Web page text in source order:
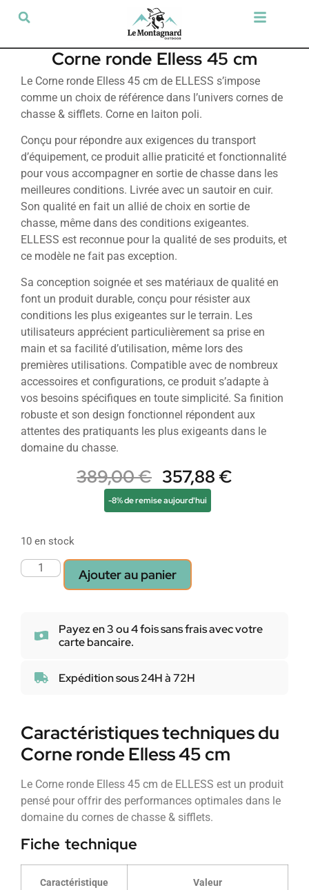
Corne ronde Elless 45 cm
Le Corne ronde Elless 45 cm de ELLESS s’impose
comme un choix de référence dans l’univers cornes de
chasse & sifflets. Corne en laiton poli.
Conçu pour répondre aux exigences du transport
d’équipement, ce produit allie praticité et fonctionnalité
pour vous accompagner en sortie de chasse dans les
meilleures conditions. Livrée avec un sautoir en cuir.
Son qualité en fait un allié de choix en sortie de
chasse, même dans des conditions exigeantes.
ELLESS est reconnue pour la qualité de ses produits, et
ce modèle ne fait pas exception.
Sa conception soignée et ses matériaux de qualité en
font un produit durable, conçu pour résister aux
conditions les plus exigeantes sur le terrain. Les
utilisateurs apprécient particulièrement sa prise en
main et sa facilité d’utilisation, même lors des
premières utilisations. Compatible avec de nombreux
accessoires et configurations, ce produit s’adapte à
vos besoins spécifiques en toute simplicité. Sa finition
robuste et son design fonctionnel répondent aux
attentes des pratiquants les plus exigeants dans le
domaine du chasse.
389,00€ 357,88€
-8% de remise aujourd'hui
10 en stock
Ajouter au panier
Payez en 3 ou 4 fois sans frais avec votre
carte bancaire.
Expédition sous 24H à 72H
Caractéristiques techniques du
Corne ronde Elless 45 cm
Le Corne ronde Elless 45 cm de ELLESS est un produit
pensé pour offrir des performances optimales dans le
domaine du cornes de chasse & sifflets.
Fiche technique
Caractéristique Valeur